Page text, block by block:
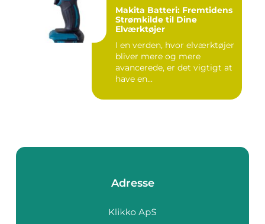
Makita Batteri: Fremtidens
Strømkilde til Dine
Elværktøjer
I en verden, hvor elværktøjer
bliver mere og mere
avancerede, er det vigtigt at
have en...
Adresse